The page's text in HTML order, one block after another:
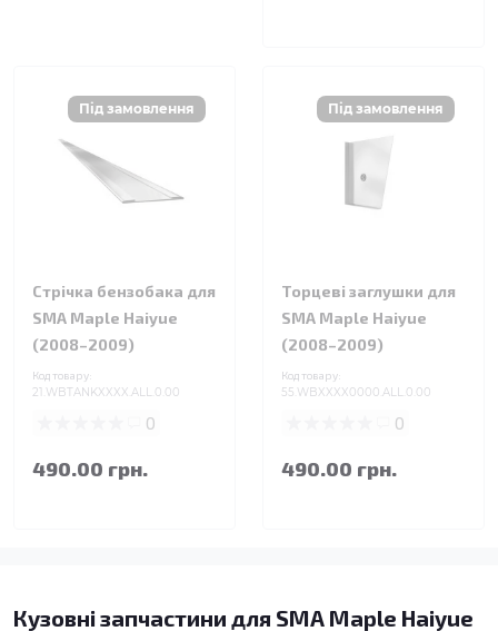
Стрічка бензобака для
SMA Maple Haiyue
(2008–2009)
Код товару:
21.WBTANKXXXX.ALL.0.00
0
490.00 грн.
Торцеві заглушки для
SMA Maple Haiyue
(2008–2009)
Код товару:
55.WBXXXX0000.ALL.0.00
0
490.00 грн.
Кузовні запчастини для SMA Maple Haiyue